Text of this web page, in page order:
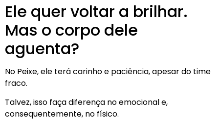
Ele quer voltar a brilhar.
Mas o corpo dele
aguenta?
No Peixe, ele terá carinho e paciência, apesar do time
fraco.
Talvez, isso faça diferença no emocional e,
consequentemente, no físico.